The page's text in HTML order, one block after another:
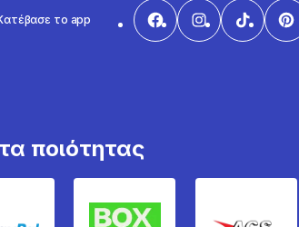
το app
ποιότητας